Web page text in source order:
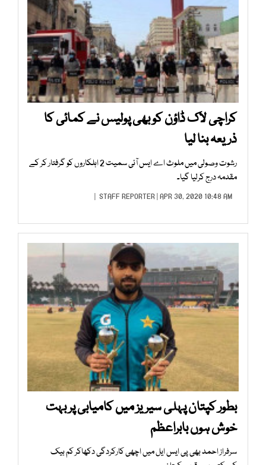
کراچی لاک ڈاؤن کو بھی پولیس نے کمائی کا
ذریعہ بنا لیا
رشوت وصولی میں ملوث اے ایس آئی سمیت 2 اہلکاروں کو گرفتار کر کے
مقدمہ درج کرلیا گیا۔
STAFF REPORTER| APR 30, 2020 10:48 AM |
بطور کپتان پہلی سیریز میں کامیابی پر بہت
خوش ہوں بابراعظم
سرفراز احمد بھی پی ایس ایل میں اچھی کارکردگی دکھاکر کم بیک